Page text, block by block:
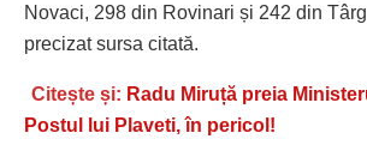
Novaci, 298 din Rovinari și 242 din
precizat sursa citată.
Citește și: Radu Miruță preia
Postul lui Plaveti, în pericol!